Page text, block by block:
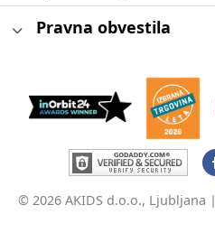
Pravna obvestila
© 2026 AKIDS d.o.o., Ljubljana |